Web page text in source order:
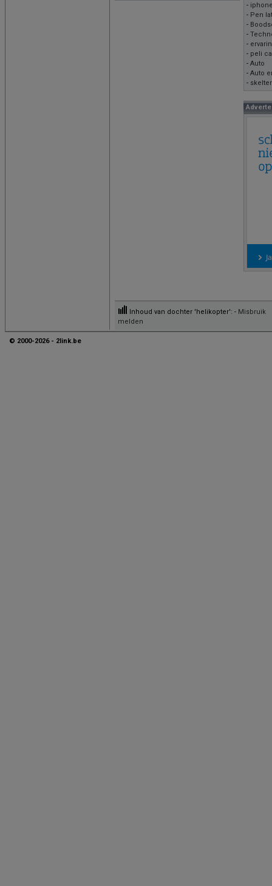
-
- Pen
-
-
-
- peli
- Auto
- Auto
-
Inhoud van dochter 'helikopter': - Misbruik
melden
© 2000-2026 - 2link.be